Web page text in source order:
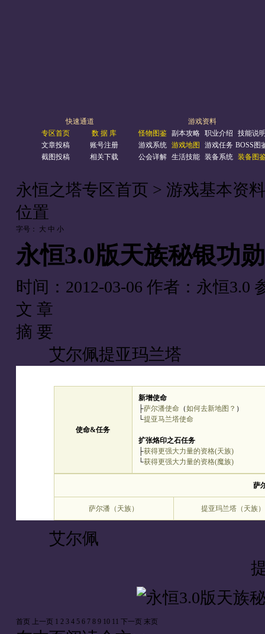
快速通道
专区首页
数 据 库
文章投稿
账号注册
截图投稿
相关下载
游戏资料
怪物图鉴
副本攻略 职业介绍
技能说
游戏系统
游戏地图 游戏任务 BOSS图
公会详解
生活技能 装备系统 装备图
永恒之塔专区首页 > 游戏基本资
位置
字号： 大 中 小
永恒3.0版天族秘银功
时间：2012-03-06 作者：永恒3.0
文 章
摘 要
艾尔佩提亚玛兰塔
使命&任务
新增使命
├萨尔潘使命（如何去新地图？ ）
└提亚马兰塔使命
扩张烙印之石任务
├获得更强大力量的资格(天族)
└获得更强大力量的资格(魔族)
萨
萨尔潘（天族） 提亚玛兰塔（天族）
艾尔佩
首页 上一页 1 2 3 4 5 6 7 8 9 10 11 下一页 末页